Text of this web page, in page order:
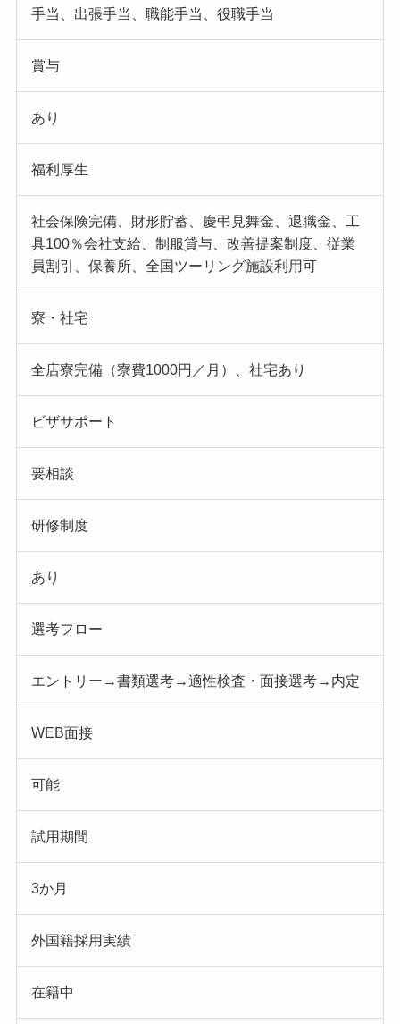
手当、出張手当、職能手当、役職手当
賞与
あり
福利厚生
社会保険完備、財形貯蓄、慶弔見舞金、退職金、工
具100％会社支給、制服貸与、改善提案制度、従業
員割引、保養所、全国ツーリング施設利用可
寮・社宅
全店寮完備（寮費1000円／月）、社宅あり
ビザサポート
要相談
研修制度
あり
選考フロー
エントリー→書類選考→適性検査・面接選考→内定
WEB面接
可能
試用期間
3か月
外国籍採用実績
在籍中